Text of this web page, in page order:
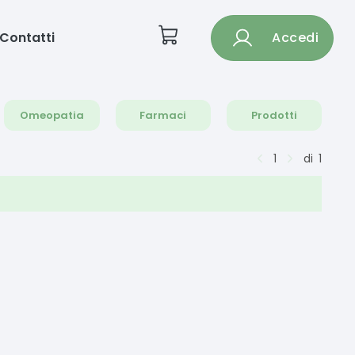
Contatti Accedi
Omeopatia Farmaci Prodotti
1 di 1